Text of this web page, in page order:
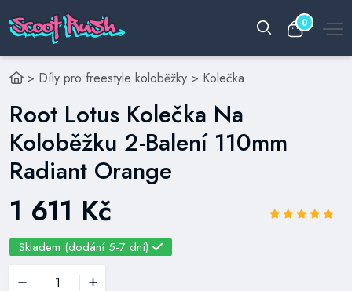
0
> Díly pro freestyle koloběžky > Kolečka
Root Lotus Kolečka Na
Koloběžku 2-Balení 110mm
Radiant Orange
1 611 Kč
Skladem (dodání 5-7 dní)